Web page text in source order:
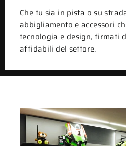
Che tu sia in pista o su
abbigliamento e accessori
tecnologia e design, firmati
affidabili del settore.